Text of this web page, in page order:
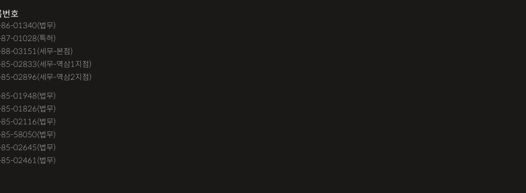
번호
86-01340(법무)
01028(특허)
03151(세무-본점)
02833(세무-역삼1지점)
02896(세무-역삼2지점)
85-01948(법무)
85-01826(법무)
85-02116(법무)
85-58050(법무)
85-02645(법무)
85-02461(법무)